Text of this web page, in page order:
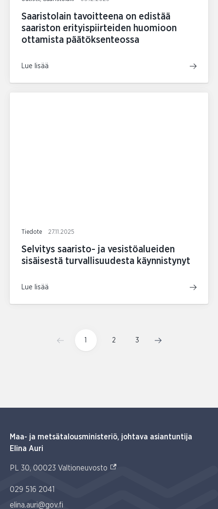
Saaristolain tavoitteena on edistää
saariston erityispiirteiden huomioon
ottamista päätöksenteossa
Lue lisää
Tiedote 27.11.2025
Selvitys saaristo- ja vesistöalueiden
sisäisestä turvallisuudesta käynnistynyt
Lue lisää
1 2 3
Maa- ja metsätalousministeriö, johtava asiantuntija
Elina Auri
PL 30, 00023 Valtioneuvosto (Ulkoinen linkki)
029 516 2041
elina.auri@gov.fi